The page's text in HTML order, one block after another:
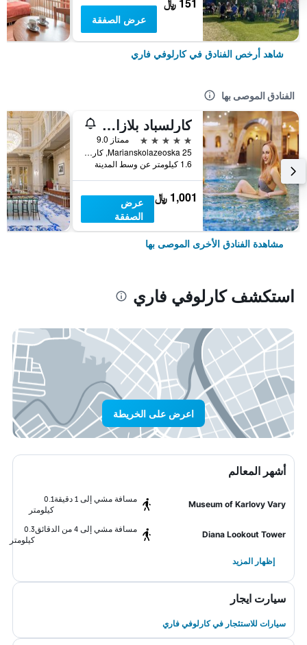
عرض الصفقة
شاهد أرخص الفنادق في كارلوفي فاري
الفنادق الموصى بها
كارلسباد بلازا ميديكال سبا آند ولنس هوتل
5 نجوم
ممتاز 9.0
Marianskolazeoska 25, كارلوفي فاري, منطقة كارلوفي فاري, جمهورية التشيك
1.6 كيلومتر عن وسط المدينة
1,001 ﷼
عرض
الصفقة
مشاهدة الفنادق الأخرى الموصى بها
استكشف كارلوفي فاري
اعرض على الخريطة
أشهر المعالم
Museum of Karlovy Vary
مسافة مشي إلى 1 دقيقة
0.1
كيلومتر
Diana Lookout Tower
مسافة مشي إلى 4 من الدقائق
0.3
كيلومتر
إظهار المزيد
سيارت ايجار
سيارات للاستئجار في كارلوفي فاري